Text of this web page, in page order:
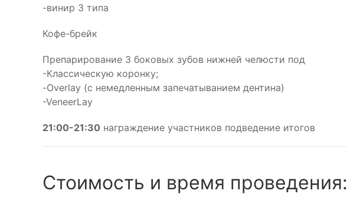
-винир 3 типа
Кофе-брейк
Препарирование 3 боковых зубов нижней челюсти под
-Классическую коронку;
-Overlay (с немедленным запечатыванием дентина)
-VeneerLay
21:00-21:30 награждение участников подведение итогов
Стоимость и время проведения: